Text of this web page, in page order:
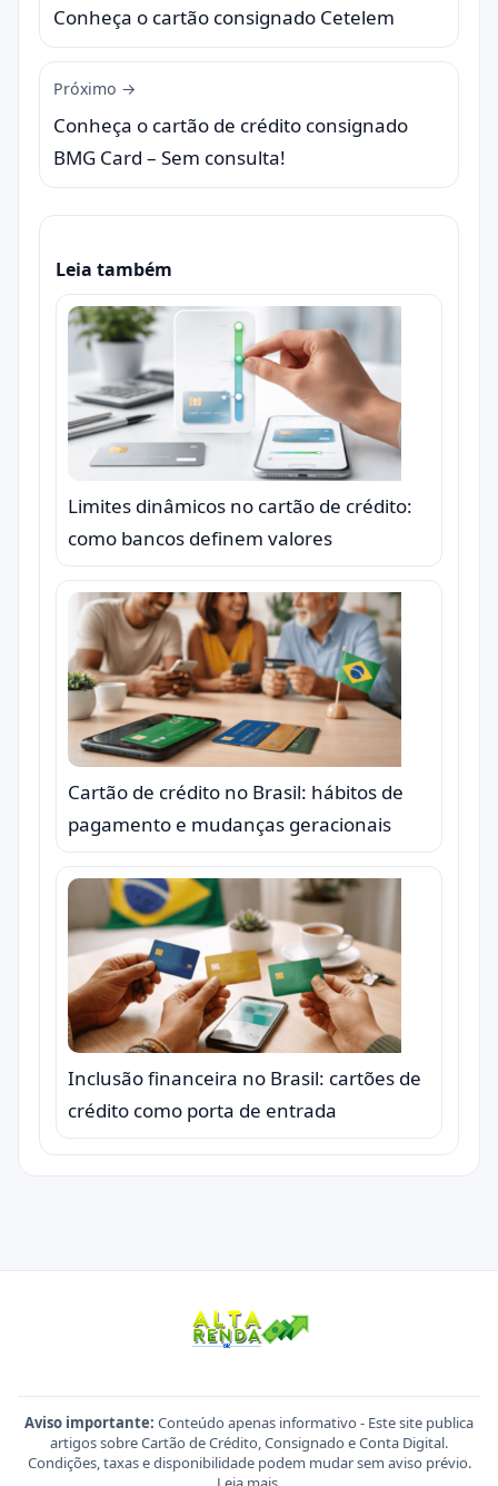
Conheça o cartão consignado Cetelem
Próximo →
Conheça o cartão de crédito consignado
BMG Card – Sem consulta!
Leia também
Limites dinâmicos no cartão de crédito:
como bancos definem valores
Cartão de crédito no Brasil: hábitos de
pagamento e mudanças geracionais
Inclusão financeira no Brasil: cartões de
crédito como porta de entrada
Aviso importante: Conteúdo apenas informativo - Este site publica
artigos sobre Cartão de Crédito, Consignado e Conta Digital.
Condições, taxas e disponibilidade podem mudar sem aviso prévio.